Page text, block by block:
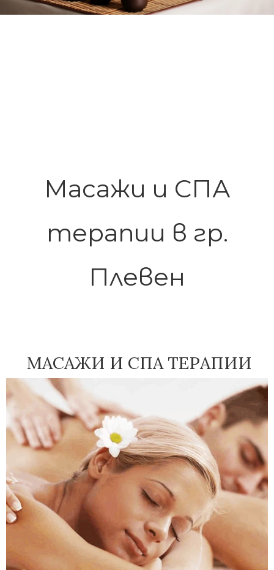
Масажи и СПА
терапии в гр.
Плевен
МАСАЖИ И СПА ТЕРАПИИ